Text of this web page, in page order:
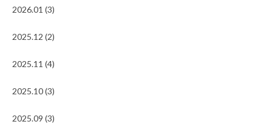
2026.01 (3)
2025.12 (2)
2025.11 (4)
2025.10 (3)
2025.09 (3)